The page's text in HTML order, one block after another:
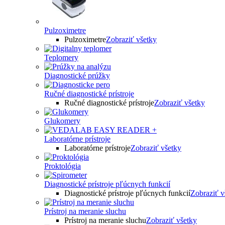
Pulzoximetre
PulzoximetreZobraziť všetky
Teplomery
Diagnostické prúžky
Ručné diagnostické prístroje
Ručné diagnostické prístrojeZobraziť všetky
Glukomery
Laboratórne prístroje
Laboratórne prístrojeZobraziť všetky
Proktológia
Diagnostické prístroje pľúcnych funkcií
Diagnostické prístroje pľúcnych funkciíZobraziť
Prístroj na meranie sluchu
Prístroj na meranie sluchuZobraziť všetky